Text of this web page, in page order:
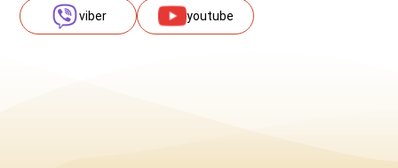
viber youtube